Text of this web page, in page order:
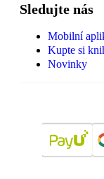
Sledujte nás
Mobilní
Kupte si
Novinky